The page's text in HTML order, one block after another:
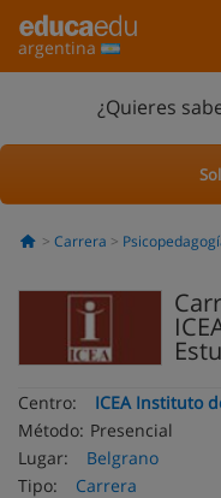
argentina
¿Quieres
Carrera
Centro:
ICEA Instituto
Método: Presencial
Lugar:
Belgrano
Tipo:
Carrera